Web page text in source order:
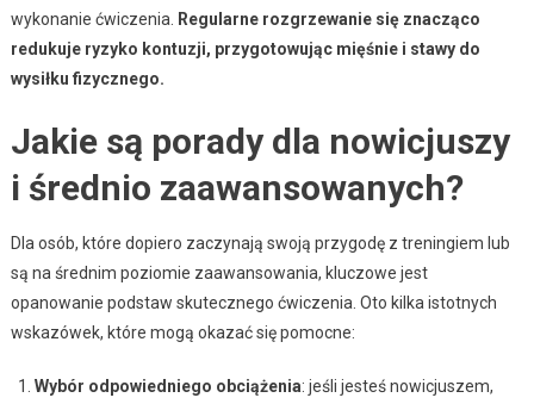
wykonanie ćwiczenia.
Regularne rozgrzewanie się znacząco
redukuje ryzyko kontuzji, przygotowując mięśnie i stawy do
wysiłku fizycznego.
Jakie są porady dla nowicjuszy
i średnio zaawansowanych?
Dla osób, które dopiero zaczynają swoją przygodę z treningiem lub
są na średnim poziomie zaawansowania, kluczowe jest
opanowanie podstaw skutecznego ćwiczenia. Oto kilka istotnych
wskazówek, które mogą okazać się pomocne:
Wybór odpowiedniego obciążenia: jeśli jesteś nowicjuszem,